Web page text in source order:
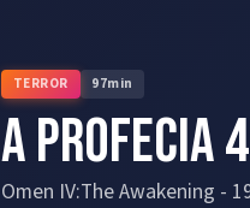
TERROR 97min
A Profecia
Omen IV:The Awakening -